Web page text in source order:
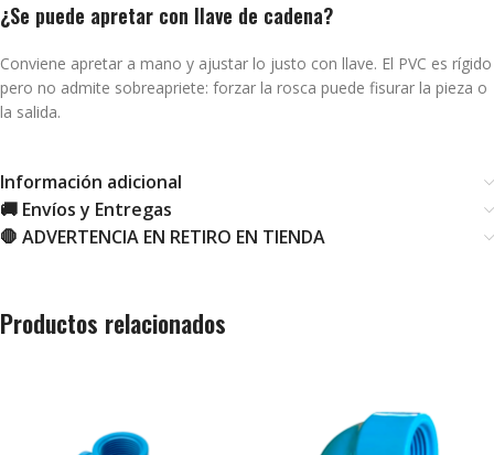
¿Se puede apretar con llave de cadena?
Conviene apretar a mano y ajustar lo justo con llave. El PVC es rígido
pero no admite sobreapriete: forzar la rosca puede fisurar la pieza o
la salida.
Información adicional
🚚 Envíos y Entregas
🛑 ADVERTENCIA EN RETIRO EN TIENDA
Productos relacionados